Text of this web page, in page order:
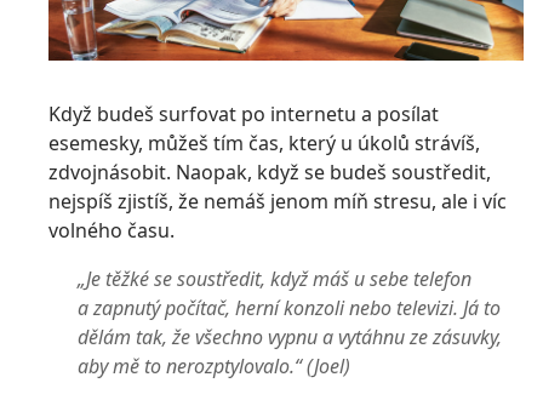
Když budeš surfovat po internetu a posílat
esemesky, můžeš tím čas, který u úkolů strávíš,
zdvojnásobit. Naopak, když se budeš soustředit,
nejspíš zjistíš, že nemáš jenom míň stresu, ale i víc
volného času.
„Je těžké se soustředit, když máš u sebe telefon
a zapnutý počítač, herní konzoli nebo televizi. Já to
dělám tak, že všechno vypnu a vytáhnu ze zásuvky,
aby mě to nerozptylovalo.“ (Joel)